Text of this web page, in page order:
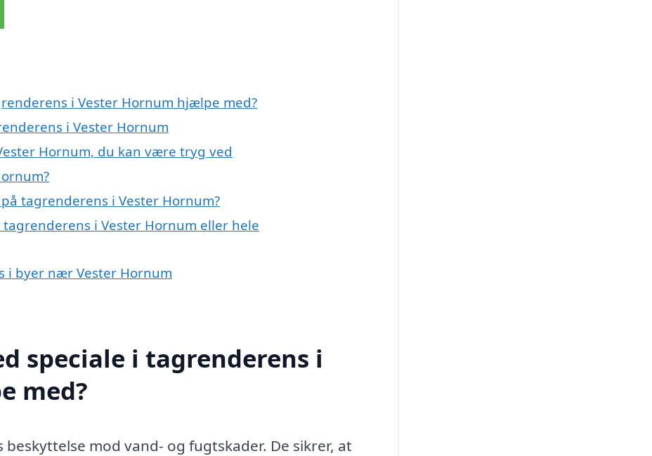
i Vester Hornum hjælpe med?
i Vester Hornum
Hornum, du kan være tryg ved
tagrenderens i Vester Hornum?
i Vester Hornum eller hele
i byer nær Vester Hornum
speciale i tagrenderens i
med?
mod vand- og fugtskader. De sikrer, at